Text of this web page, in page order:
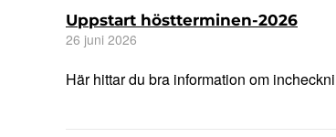
Uppstart höstterminen-2026
26 juni 2026
Här hittar du bra information om